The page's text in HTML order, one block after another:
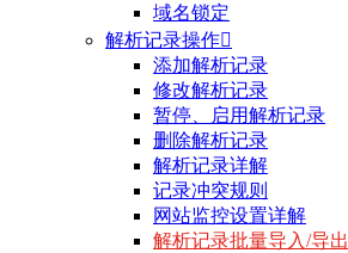
域名锁定
解析记录操作
添加解析记录
修改解析记录
暂停、启用解析记录
删除解析记录
解析记录详解
记录冲突规则
网站监控设置详解
解析记录批量导入/导出